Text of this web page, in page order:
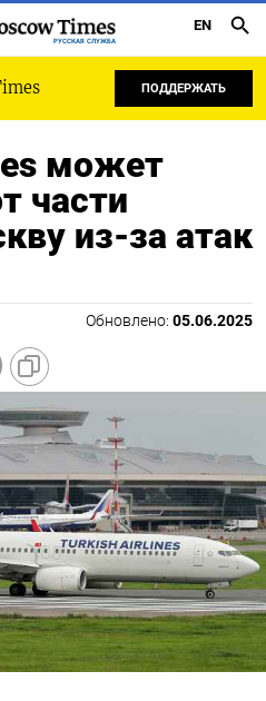
РУССКАЯ СЛУЖБА
EN
ПОДДЕРЖАТЬ
может
части
из-за атак
Обновлено: 05.06.2025